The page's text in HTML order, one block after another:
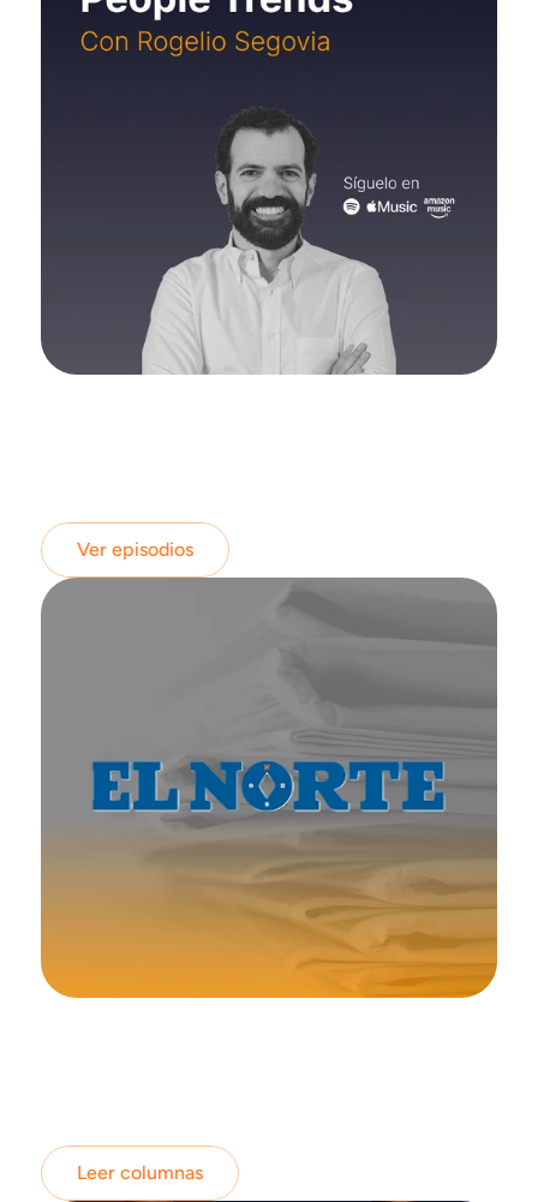
Ver episodios
Leer columnas